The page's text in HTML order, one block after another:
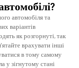
автомобіля та
варіантів
як розгорнуті, так
врахувати інші
в тому самому
у зігнутому стані